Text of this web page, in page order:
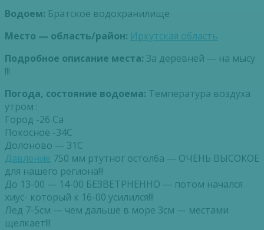
Водоем: Братское водохранилище
Место — область/район: Иркутская область
Подробное описание места: За деревней — на мысу
!!!
Погода, состояние водоема: Температура воздуха
утром :
Город -26 Са
Покосное -34С
Долоново — 31С
Давление 750 мм ртутног остолба — ОЧЕНЬ ВЫСОКОЕ
для нашего региона!!!
До 13-00 — 14-00 БЕЗВЕТРНЕННО — потом начался
хиус- который к 16-00 усилился!!!
Лед 7-5см — чем дальше в море 3см — местами
щелкает!!!